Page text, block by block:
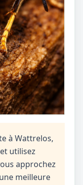
à Wattrelos,
utilisez
approchez
meilleure